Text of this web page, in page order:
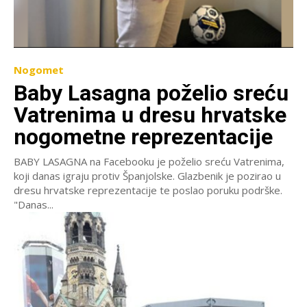
Nogomet
Baby Lasagna poželio sreću
Vatrenima u dresu hrvatske
nogometne reprezentacije
BABY LASAGNA na Facebooku je poželio sreću Vatrenima,
koji danas igraju protiv Španjolske. Glazbenik je pozirao u
dresu hrvatske reprezentacije te poslao poruku podrške.
"Danas...